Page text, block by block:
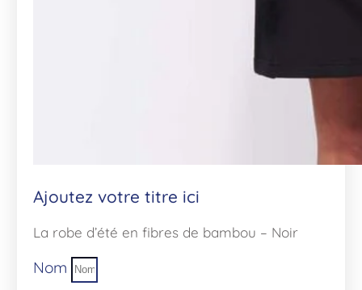
Ajoutez votre titre ici
La robe d’été en fibres de bambou – Noir
Nom